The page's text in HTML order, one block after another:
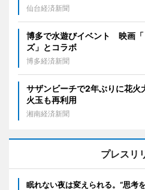
仙台経済新聞
博多で水遊びイベント 映画「
ズ」とコラボ
博多経済新聞
サザンビーチで2年ぶりに花
火玉も再利用
湘南経済新聞
プレスリ
眠れない夜は変えられる。“思考